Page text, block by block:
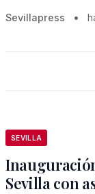
Sevillapress •
SEVILLA
Sevilla con